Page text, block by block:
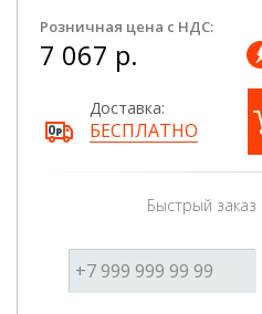
Розничная цена с НДС:
7 067 р.
Доставка:
БЕСПЛАТНО
Быстрый заказ